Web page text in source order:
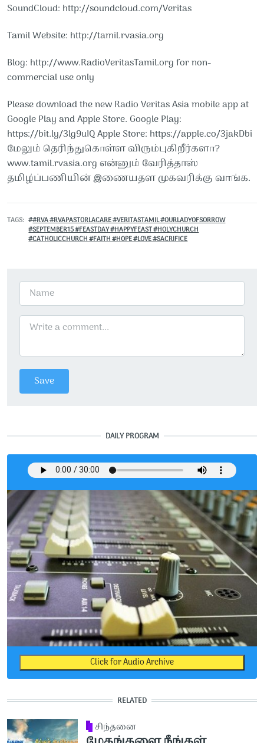
SoundCloud: http://soundcloud.com/Veritas
Tamil​​​​​ Website: http://tamil.rvasia.org
Blog: http://www.RadioVeritasTamil.org​​​​​ for non-
commercial use only
Please download the new Radio Veritas Asia mobile app at
Google Play and Apple Store. Google Play:
https://bit.ly/3lg9uIQ Apple Store: https://apple.co/3jakDbi​​
மேலும் தெரிந்துகொள்ள விரும்புகிறீர்களா?
www.tamil.rvasia.org என்னும் வேரித்தாஸ்
தமிழ்ப்பணியின் இணையதள முகவரிக்கு வாங்க.
TAGS
#RVA #RVAPASTORLACARE #VERITASTAMIL #OURLADYOFSORROW
#SEPTEMBER15 #FEASTDAY #HAPPYFEAST #HOLYCHURCH
#CATHOLICCHURCH #FAITH #HOPE #LOVE #SACRIFICE
DAILY PROGRAM
Click for Audio Archive
RELATED
சிந்தனை